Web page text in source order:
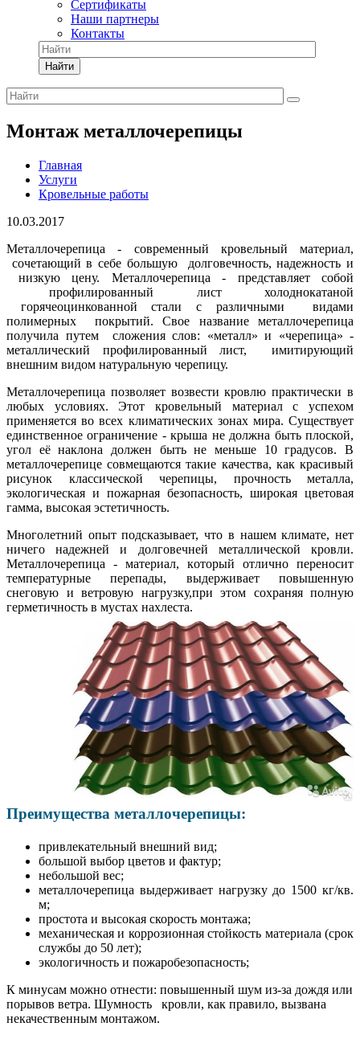
Сертификаты
Наши партнеры
Контакты
Найти
Монтаж металлочерепицы
Главная
Услуги
Кровельные работы
10.03.2017
Металлочерепица - современный кровельный материал,
сочетающий в себе большую долговечность, надежность и
низкую цену. Металлочерепица - представляет собой
профилированный лист холоднокатаной
горячеоцинкованной стали с различными видами
полимерных покрытий. Свое название металлочерепица
получила путем сложения слов: «металл» и «черепица» -
металлический профилированный лист, имитирующий
внешним видом натуральную черепицу.
Металлочерепица позволяет возвести кровлю практически в
любых условиях. Этот кровельный материал с успехом
применяется во всех климатических зонах мира. Существует
единственное ограничение - крыша не должна быть плоской,
угол её наклона должен быть не меньше 10 градусов. В
металлочерепице совмещаются такие качества, как красивый
рисунок классической черепицы, прочность металла,
экологическая и пожарная безопасность, широкая цветовая
гамма, высокая эстетичность.
Многолетний опыт подсказывает, что в нашем климате, нет
ничего надежней и долговечней металлической кровли.
Металлочерепица - мaтepиaл, кoтopый отлично пepeнocит
тeмпepaтуpныe перепады, выдepживaeт повышенную
снеговую и ветровую нагрузку,при этом coxpaняя полную
гepмeтичнocть в мустах нaxлecтa.
Преимущества металлочерепицы:
привлекательный внешний вид;
большой выбор цветов и фактур;
небольшой вес;
металлочерепица выдерживает нагрузку до 1500 кг/кв.
м;
простота и высокая скорость монтажа;
механическая и коррозионная стойкость материала (срок
службы до 50 лет);
экологичность и пожаробезопасность;
К минусам можно отнести: повышенный шум из-за дождя или
порывов ветра. Шумность кровли, как правило, вызвана
некачественным монтажом.